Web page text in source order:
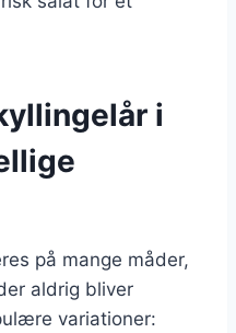
i
på mange måder,
aldrig bliver
variationer: